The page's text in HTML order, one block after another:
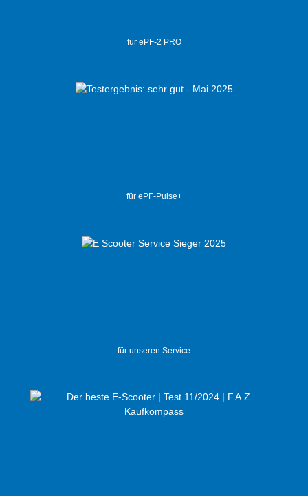
für ePF-2 PRO
für ePF-Pulse+
für unseren Service